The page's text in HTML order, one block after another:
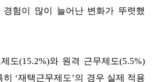
험이 많이 늘어난 변화가 뚜렷했
도(15.2%)와 원격 근무제도(5.5%)
‘재택근무제도’의 경우 실제 적용